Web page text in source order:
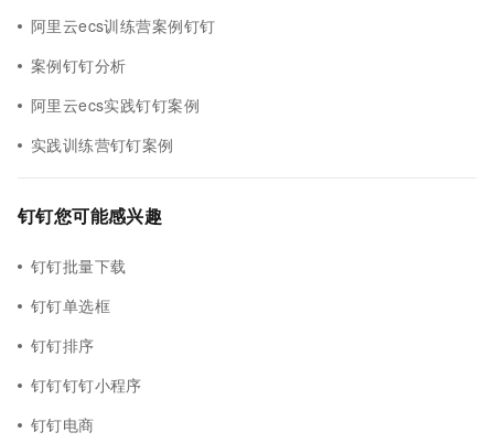
阿里云ecs训练营案例钉钉
案例钉钉分析
阿里云ecs实践钉钉案例
实践训练营钉钉案例
钉钉您可能感兴趣
钉钉批量下载
钉钉单选框
钉钉排序
钉钉钉钉小程序
钉钉电商